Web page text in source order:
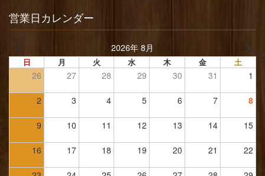
営業日カレンダー
2026年 8月
日 月 火 水 木 金 土
26 27 28 29 30 31 1
2 3 4 5 6 7 8
9 10 11 12 13 14 15
16 17 18 19 20 21 22